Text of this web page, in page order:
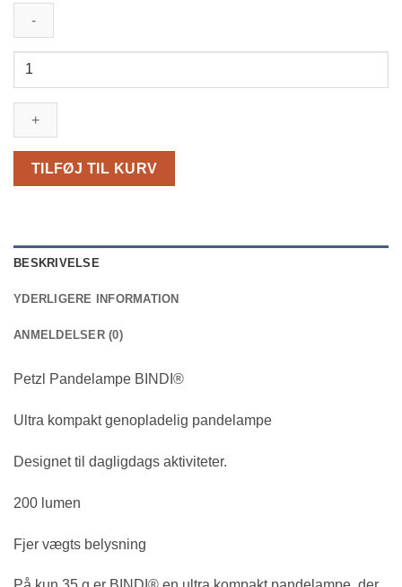
Petzl
BINDI
TILFØJ TIL KURV
BESKRIVELSE
YDERLIGERE INFORMATION
ANMELDELSER (0)
Petzl Pandelampe BINDI®
Ultra kompakt genopladelig pandelampe
Designet til dagligdags aktiviteter.
200 lumen
Fjer vægts belysning